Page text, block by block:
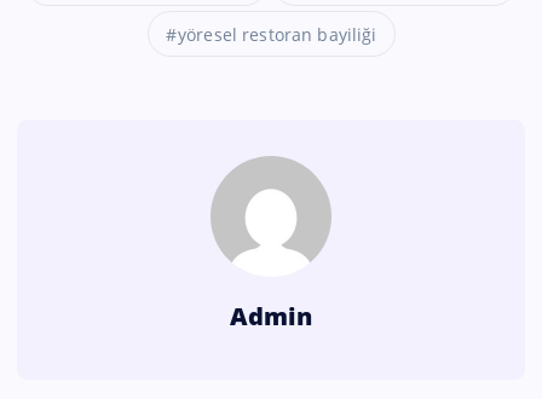
yöresel restoran bayiliği
Admin